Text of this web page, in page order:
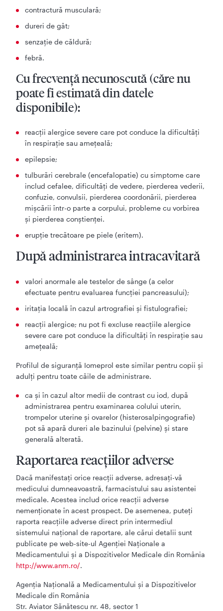
contractură musculară;
dureri de gât;
senzaţie de căldură;
febră.
Cu frecvenţă necunoscută (căre nu
poate fi estimată din datele
disponibile):
reacţii alergice severe care pot conduce la dificultăţi
în respiraţie sau ameţeală;
epilepsie;
tulburări cerebrale (encefalopatie) cu simptome care
includ cefalee, dificultăți de vedere, pierderea vederii,
confuzie, convulsii, pierderea coordonării, pierderea
mișcării într-o parte a corpului, probleme cu vorbirea
și pierderea conștienței.
erupţie trecătoare pe piele (eritem).
După administrarea intracavitară
valori anormale ale testelor de sânge (a celor
efectuate pentru evaluarea funcţiei pancreasului);
iritaţia locală în cazul artrografiei şi fistulografiei;
reacţii alergice; nu pot fi excluse reacţiile alergice
severe care pot conduce la dificultăţi în respiraţie sau
ameţeală;
Profilul de siguranță Iomeprol este similar pentru copii și
adulți pentru toate căile de administrare.
ca și în cazul altor medii de contrast cu iod, după
administrarea pentru examinarea colului uterin,
trompelor uterine şi ovarelor (histerosalpingografie)
pot să apară dureri ale bazinului (pelvine) şi stare
generală alterată.
Raportarea reacţiilor adverse
Dacă manifestaţi orice reacţii adverse, adresaţi-vă
medicului dumneavoastră, farmacistului sau asistentei
medicale. Acestea includ orice reacţii adverse
nemenţionate în acest prospect. De asemenea, puteţi
raporta reacţiile adverse direct prin intermediul
sistemului naţional de raportare, ale cărui detalii sunt
publicate pe web-site-ul Agenţiei Naţionale a
Medicamentului şi a Dispozitivelor Medicale din România
http://www.anm.ro/.
Agenţia Naţională a Medicamentului şi a Dispozitivelor
Medicale din România
Str. Aviator Sănătescu nr. 48, sector 1